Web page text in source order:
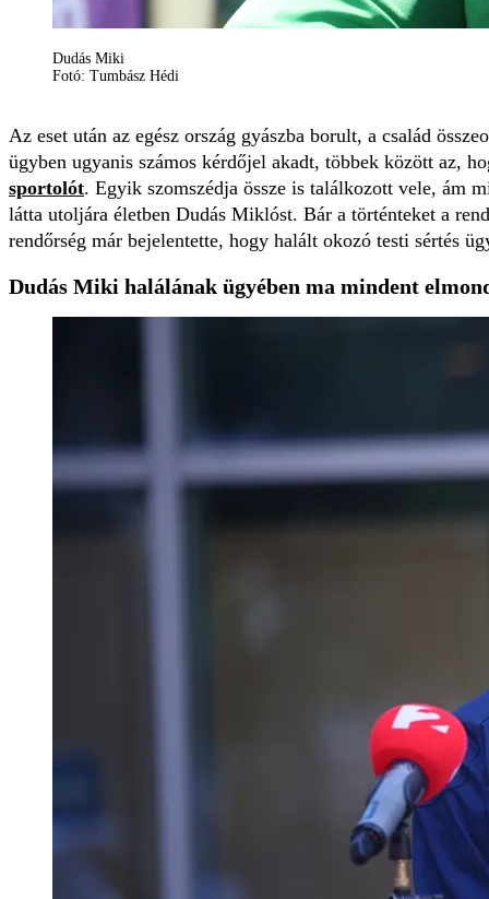
Dudás Miki
Fotó: Tumbász Hédi
Az eset után az egész ország gyászba borult, a család
ügyben ugyanis számos kérdőjel akadt, többek között az,
sportolót. Egyik szomszédja össze is találkozott vele, ám
látta utoljára életben Dudás Miklóst. Bár a történteket a
rendőrség már bejelentette, hogy halált okozó testi sértés
Dudás Miki halálának ügyében ma mindent